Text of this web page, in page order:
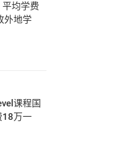
均学费
外地学
课程国
18万一